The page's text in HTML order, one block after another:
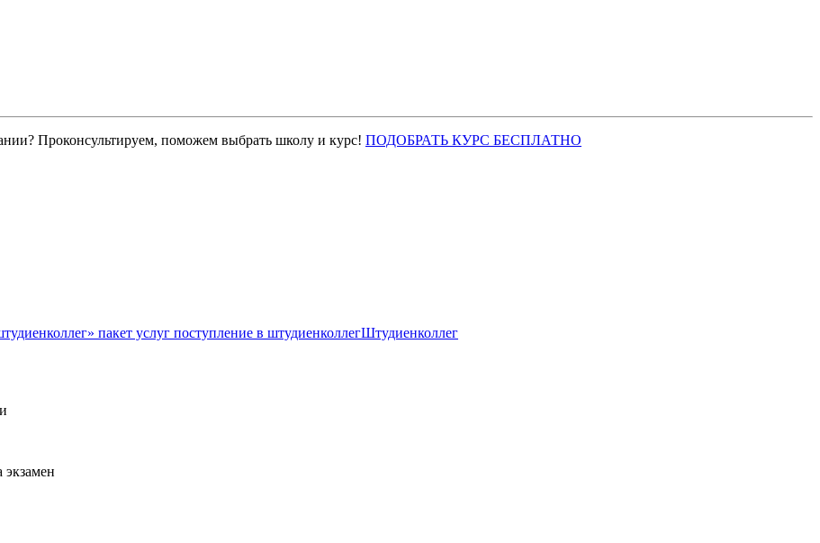
Проконсультируем, поможем выбрать школу и курс! ПОДОБРАТЬ КУРС БЕСПЛАТНО
Штудиенколлег